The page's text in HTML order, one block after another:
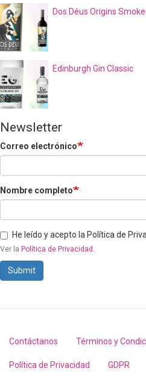
Dos Déus Origins
Edinburgh Gin Classic
Newsletter
Correo electrónico
Nombre completo
He leído y acepto la Política de
Ver la Política de Privacidad .
Submit
Footer
menu
Contáctanos Términos y
Política de Privacidad GDPR